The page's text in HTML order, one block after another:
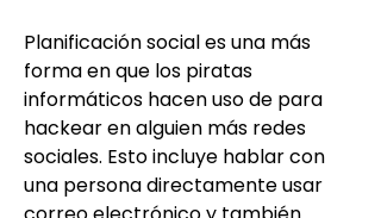
Planificación social es una más
forma en que los piratas
informáticos hacen uso de para
hackear en alguien más redes
sociales. Esto incluye hablar con
una persona directamente usar